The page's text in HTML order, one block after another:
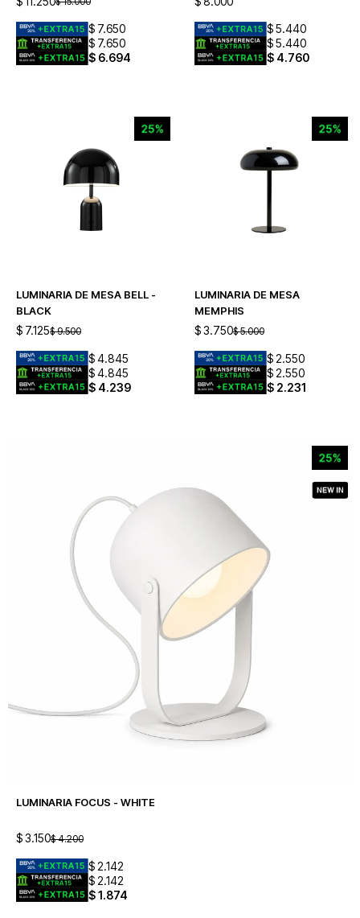
$ 7.650
$ 7.650
$ 6.694
$ 5.440
$ 5.440
$ 4.760
LUMINARIA DE MESA BELL -
BLACK
$ 7.125$ 9.500
$4.845
$4.845
$ 4.239
LUMINARIA DE MESA
MEMPHIS
$ 3.750$ 5.000
$ 2.550
$ 2.550
$ 2.231
LUMINARIA FOCUS - WHITE
$3.150$ 4.200
$ 2.142
$ 2.142
$1.874